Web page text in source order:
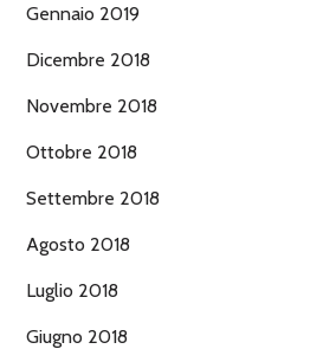
Gennaio 2019
Dicembre 2018
Novembre 2018
Ottobre 2018
Settembre 2018
Agosto 2018
Luglio 2018
Giugno 2018